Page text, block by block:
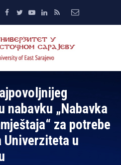
nabavku „Nabavka
za potrebe
u